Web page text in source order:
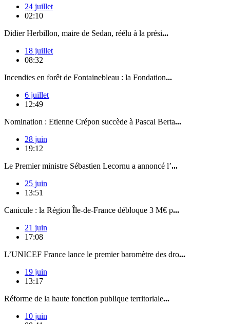
24 juillet
02:10
Didier Herbillon, maire de Sedan, réélu à la prési...
18 juillet
08:32
Incendies en forêt de Fontainebleau : la Fondation...
6 juillet
12:49
Nomination : Etienne Crépon succède à Pascal Berta...
28 juin
19:12
Le Premier ministre Sébastien Lecornu a annoncé l’...
25 juin
13:51
Canicule : la Région Île-de-France débloque 3 M€ p...
21 juin
17:08
L’UNICEF France lance le premier baromètre des dro...
19 juin
13:17
Réforme de la haute fonction publique territoriale...
10 juin